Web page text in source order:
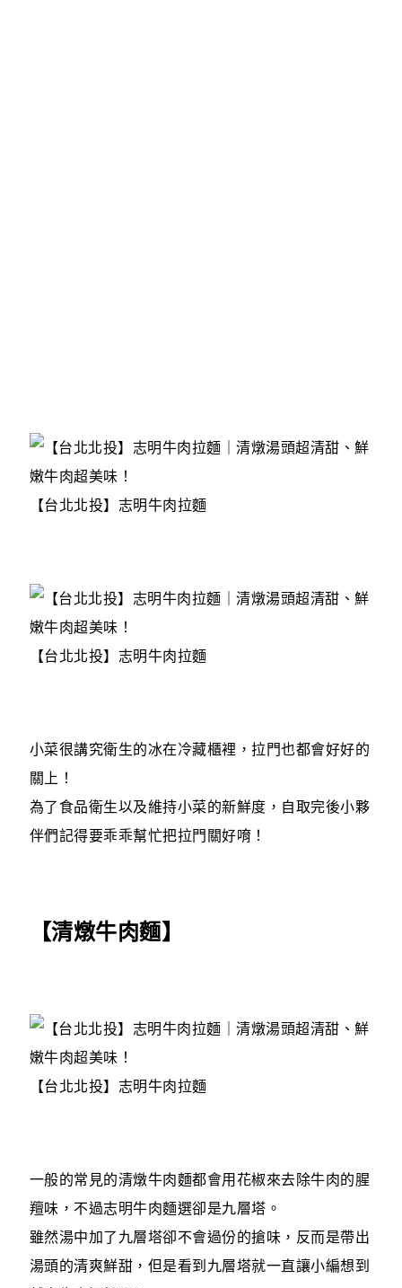
【台北北投】志明牛肉拉麵
【台北北投】志明牛肉拉麵
小菜很講究衛生的冰在冷藏櫃裡，拉門也都會好好的
關上！
為了食品衛生以及維持小菜的新鮮度，自取完後小夥
伴們記得要乖乖幫忙把拉門關好唷！
【清燉牛肉麵】
【台北北投】志明牛肉拉麵
一般的常見的清燉牛肉麵都會用花椒來去除牛肉的腥
羶味，不過志明牛肉麵選卻是九層塔。
雖然湯中加了九層塔卻不會過份的搶味，反而是帶出
湯頭的清爽鮮甜，但是看到九層塔就一直讓小編想到